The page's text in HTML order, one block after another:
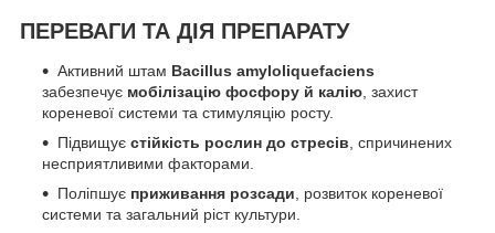
ПЕРЕВАГИ ТА ДІЯ ПРЕПАРАТУ
Активний штам Bacillus amyloliquefaciens
забезпечує мобілізацію фосфору й калію , захист
кореневої системи та стимуляцію росту.
Підвищує стійкість рослин до стресів , спричинених
несприятливими факторами.
Поліпшує приживання розсади , розвиток кореневої
системи та загальний ріст культури.